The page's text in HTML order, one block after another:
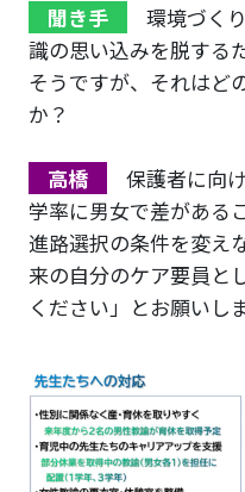
聞き手
環境づく
識の思い込みを脱する
そうですが、それはど
か？
高橋
保護者に向
学率に男女で差がある
進路選択の条件を変え
来の自分のケア要員と
ください」とお願いし